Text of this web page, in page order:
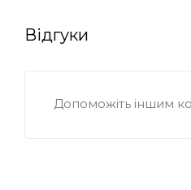
Відгуки
Допоможіть іншим